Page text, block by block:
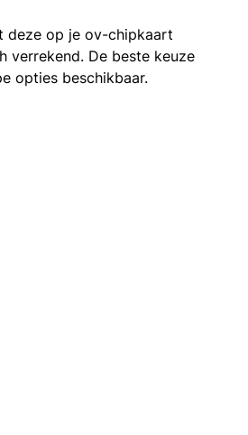
deze op je ov-chipkaart
De beste keuze
opties beschikbaar.